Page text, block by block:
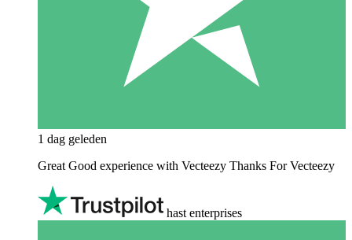
1 dag geleden
Great Good experience with Vecteezy Thanks For Vecteezy
hast enterprises